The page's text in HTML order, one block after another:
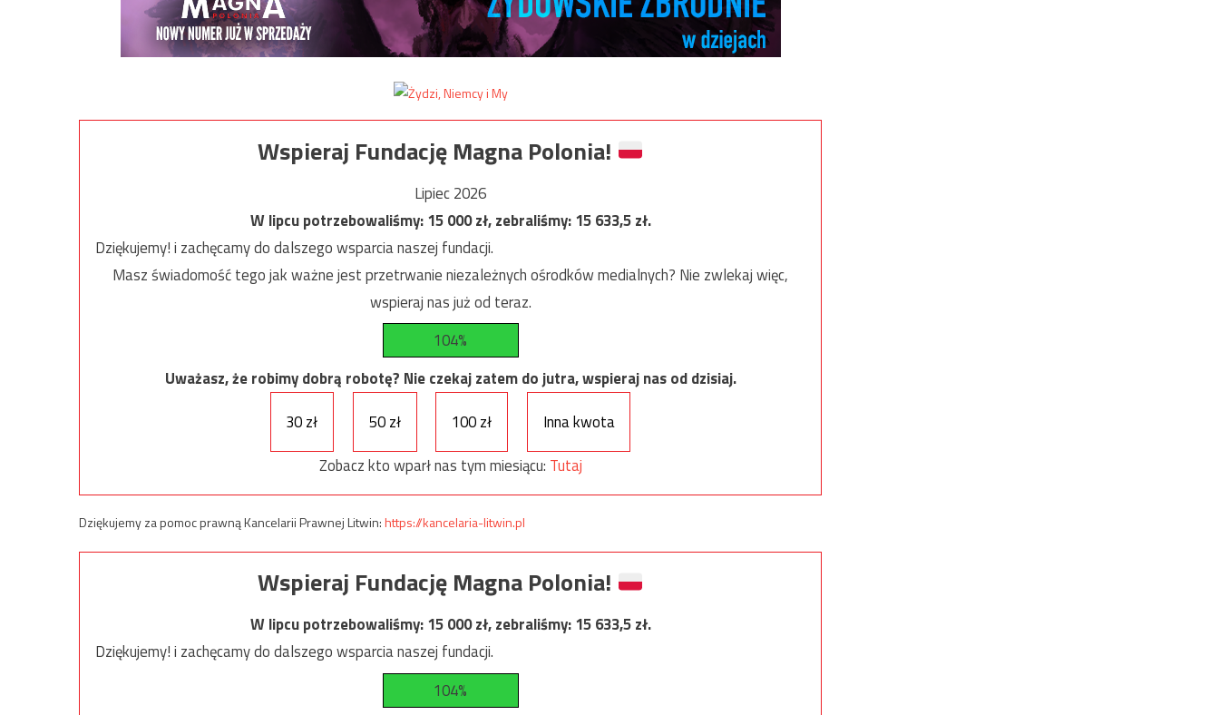
Wspieraj Fundację Magna Polonia!
Lipiec 2026
W lipcu potrzebowaliśmy:15 000zł, zebraliśmy:15 633,5zł.
Dziękujemy! i zachęcamy do dalszego wsparcia naszej fundacji.
Masz świadomość tego jak ważne jest przetrwanie niezależnych ośrodków medialnych? Nie zwlekaj więc,
wspieraj nas już od teraz.
104%
Uważasz, że robimy dobrą robotę? Nie czekaj zatem do jutra, wspieraj nas od dzisiaj.
30 zł
50 zł 100 zł
Inna kwota
Zobacz kto wparł nas tym miesiącu: Tutaj
Dziękujemy za pomoc prawną Kancelarii Prawnej Litwin:https://kancelaria-litwin.pl
Wspieraj Fundację Magna Polonia!
W lipcu potrzebowaliśmy:15 000zł, zebraliśmy:15 633,5zł.
Dziękujemy! i zachęcamy do dalszego wsparcia naszej fundacji.
104%